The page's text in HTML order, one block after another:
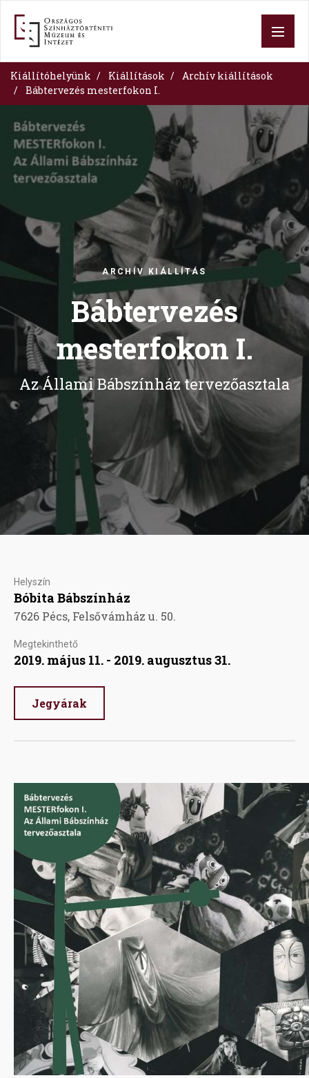
tartalomra
Kiállítóhelyünk Kiállítások
Archív kiállítások
Bábtervezés mesterfokon I.
ARCHÍV KIÁLLÍTÁS
Bábtervezés
mesterfokon I.
Az Állami Bábszínház tervezőasztala
Helyszín
Bóbita Bábszínház
7626 Pécs, Felsővámház u. 50.
Megtekinthető
2019. május 11. - 2019. augusztus 31.
Jegyárak